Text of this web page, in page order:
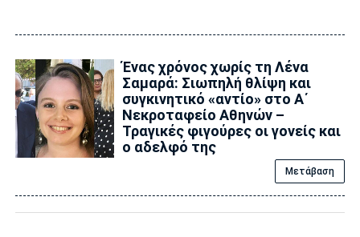
Ένας χρόνος χωρίς τη Λένα
Σαμαρά: Σιωπηλή θλίψη και
συγκινητικό «αντίο» στο Α΄
Νεκροταφείο Αθηνών –
Τραγικές φιγούρες οι γονείς και
ο αδελφό της
Μετάβαση